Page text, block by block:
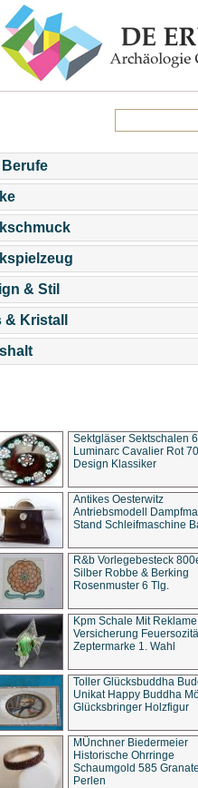
& Stil
& Kristall
Sektgläser Sektschalen
Luminarc Cavalier Rot
Design Klassiker
Antikes Oesterwitz
Antriebsmodell
Stand Schleifmaschine
R&b Vorlegebesteck
Silber Robbe & Berking
Rosenmuster 6 Tlg.
Kpm Schale Mit Reklame
Versicherung
Zeptermarke 1. Wahl
Toller Glücksbuddha
Unikat Happy Buddha
Glücksbringer Holzfigur
MÜnchner Biedermeier
Historische Ohrringe
Schaumgold 585
Perlen